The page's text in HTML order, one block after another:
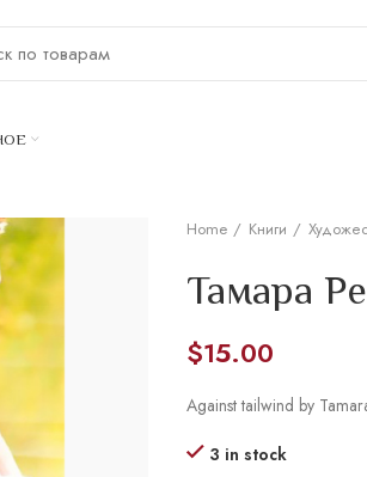
Home Книги
Тамара
$15.00
Against tailwind by
3 in stock